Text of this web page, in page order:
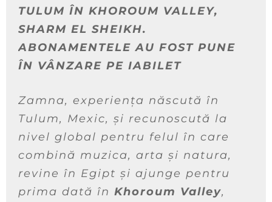
TULUM ÎN KHOROUM VALLEY,
SHARM EL SHEIKH.
ABONAMENTELE AU FOST PUNE
ÎN VÂNZARE PE IABILET
Zamna, experiența născută în
Tulum, Mexic, și recunoscută la
nivel global pentru felul în care
combină muzica, arta și natura,
revine în Egipt și ajunge pentru
prima dată în Khoroum Valley,